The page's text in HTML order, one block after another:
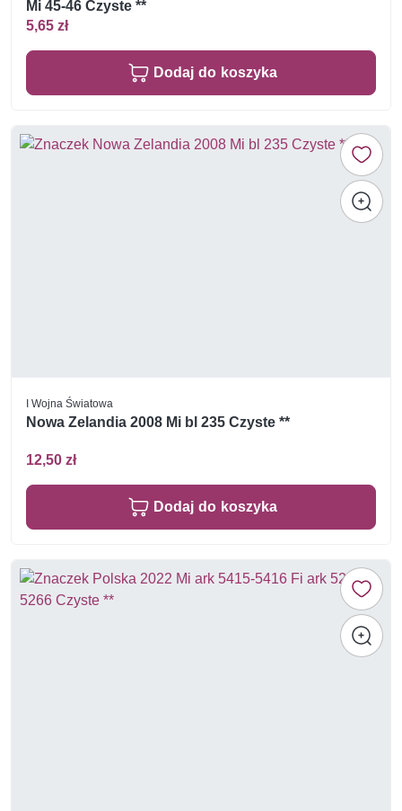
Mi 45-46 Czyste **
5,65 zł
Dodaj do koszyka
I Wojna Światowa
Nowa Zelandia 2008 Mi bl 235 Czyste **
12,50 zł
Dodaj do koszyka